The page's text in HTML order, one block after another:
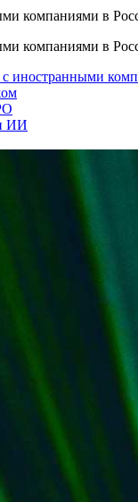
компаниями в
компаниями в
иностранными
ИИ